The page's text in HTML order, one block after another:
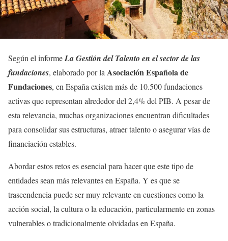
Según el informeLa Gestión del Talento en el sector de las
fundaciones, elaborado por la Asociación Española de
Fundaciones, en España existen más de 10.500 fundaciones
activas que representan alrededor del 2,4% del PIB. A pesar de
esta relevancia, muchas organizaciones encuentran dificultades
para consolidar sus estructuras, atraer talento o asegurar vías de
financiación estables.
Abordar estos retos es esencial para hacer que este tipo de
entidades sean más relevantes en España. Y es que se
trascendencia puede ser muy relevante en cuestiones como la
acción social, la cultura o la educación, particularmente en zonas
vulnerables o tradicionalmente olvidadas en España.